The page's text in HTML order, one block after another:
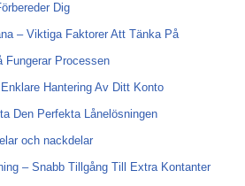
Dig
– Viktiga Faktorer Att Tänka På
Fungerar Processen
Hantering Av Ditt Konto
Den Perfekta Lånelösningen
och nackdelar
– Snabb Tillgång Till Extra Kontanter